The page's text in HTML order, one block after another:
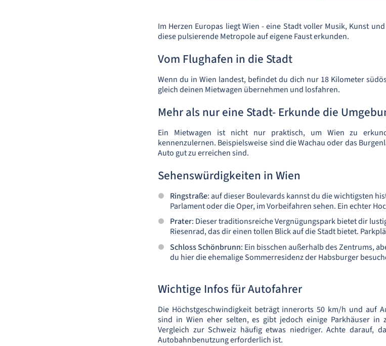
Im Herzen Europas liegt Wien - eine Stadt voller Musik, Kunst
diese pulsierende Metropole auf eigene Faust erkunden.
Vom Flughafen in die Stadt
Wenn du in Wien landest, befindet du dich nur 18 Kilometer
gleich deinen Mietwagen übernehmen und losfahren.
Mehr als nur eine Stadt- Erkunde die
Ein Mietwagen ist nicht nur praktisch, um Wien zu
kennenzulernen. Beispielsweise sind die Wachau oder das
Auto gut zu erreichen sind.
Sehenswürdigkeiten in Wien
Ringstraße: auf dieser Boulevards kannst du die wichtigsten
Parlament oder die Oper, im Vorbeifahren sehen. Ein echter
Prater: Dieser traditionsreiche Vergnügungspark bietet dir
Riesenrad, das dir einen tollen Blick auf die Stadt bietet.
Schloss Schönbrunn: Ein bisschen außerhalb des Zentrums,
du hier die ehemalige Sommerresidenz der Habsburger
Wichtige Infos für Autofahrer
Die Höchstgeschwindigkeit beträgt innerorts 50 km/h und auf
sind in Wien eher selten, es gibt jedoch einige Parkhäuser in
Vergleich zur Schweiz häufig etwas niedriger. Achte darauf,
Autobahnbenutzung erforderlich ist.